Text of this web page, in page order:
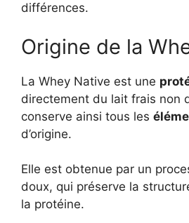
différences.
Origine de la
La Whey Native est une
directement du lait frais non
conserve ainsi tous les
d’origine.
Elle est obtenue par un
doux, qui préserve la
la protéine.